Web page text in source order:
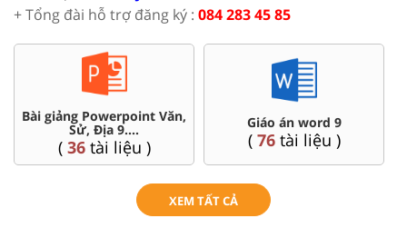
+ Tổng đài hỗ trợ đăng ký : 084 283 45 85
Bài giảng Powerpoint Văn,
Sử, Địa 9....
( 36tài liệu )
Giáo án word 9
( 76tài liệu )
XEM TẤT CẢ